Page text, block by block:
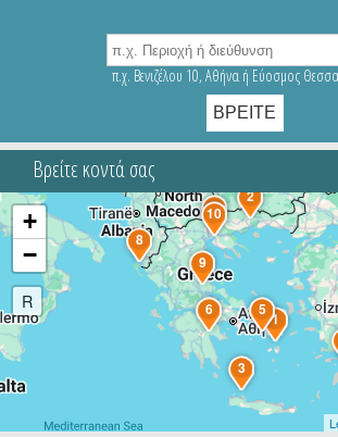
π.χ. Βενιζέλου 10, Αθήνα ή Εύοσμος
Βρείτε κοντά σας
1
2
3
5
6
7
8
9
10
+
−
R